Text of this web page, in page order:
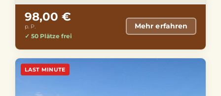
gemütliche Zugfahrt von Nordhause …
98,00 €
p. P.
✓ 50 Plätze frei
Mehr erfahren
LAST MINUTE